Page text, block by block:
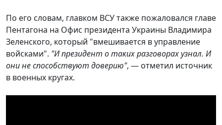
По его словам, главком ВСУ также пожаловался главе
Пентагона на Офис президента Украины Владимира
Зеленского, который "вмешивается в управление
войсками". "И президент о таких разговорах узнал. И
они не способствуют доверию", — отметил источник
в военных кругах.